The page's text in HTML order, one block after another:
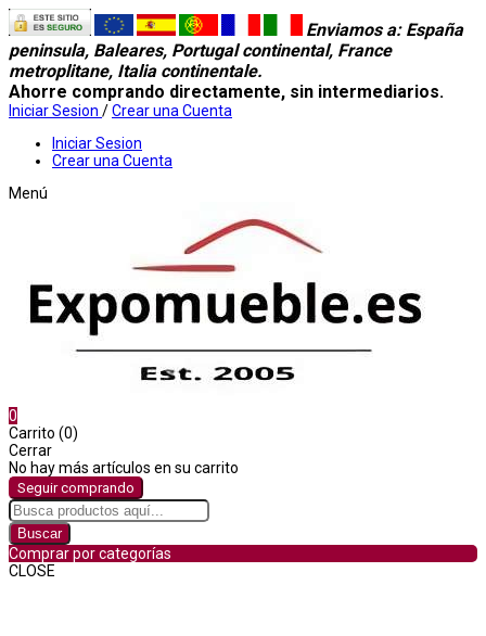
Enviamos a: España
peninsula, Baleares, Portugal continental, France
metroplitane, Italia continentale.
Ahorre comprando directamente, sin intermediarios.
Iniciar Sesion /Crear una Cuenta
Iniciar Sesion
Crear una Cuenta
Menú
0
Carrito (0)
Cerrar
No hay más artículos en su carrito
Seguir comprando
Buscar
Comprar por categorías
CLOSE